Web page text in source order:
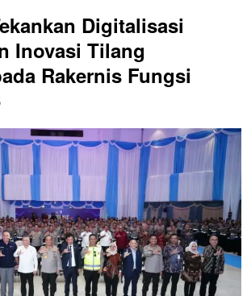
Digitalisasi
Inovasi Tilang
Rakernis Fungsi